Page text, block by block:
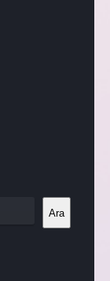
Ara